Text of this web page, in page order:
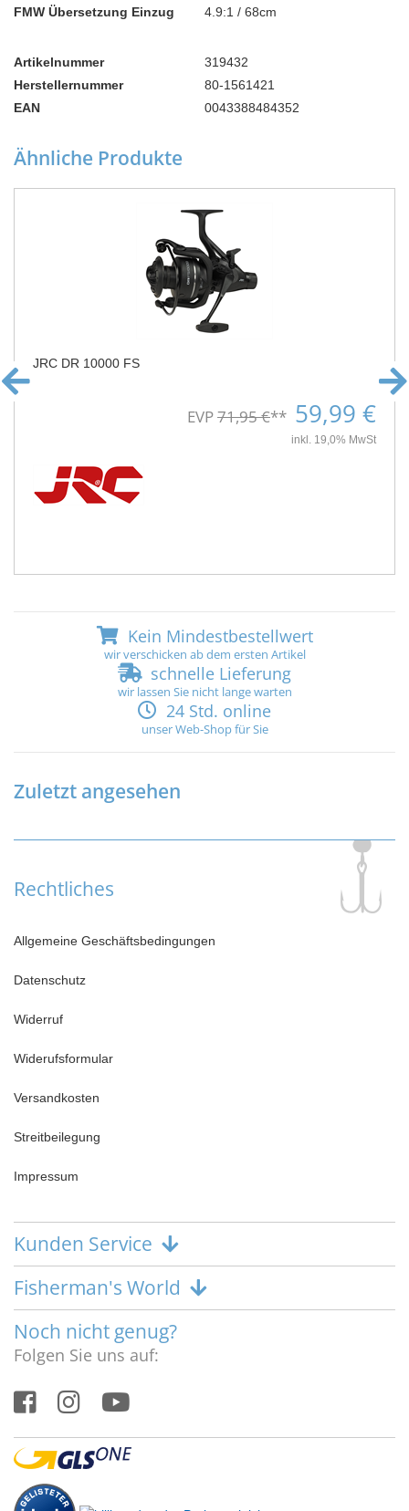
FMW Übersetzung Einzug
4.9:1 / 68cm
Artikelnummer
319432
Herstellernummer
80-1561421
EAN
0043388484352
Ähnliche Produkte
JRC DR 10000 FS
EVP71,95 €** 59,99 €
inkl. 19,0% MwSt
Kein Mindestbestellwert
wir verschicken ab dem ersten Artikel
schnelle Lieferung
wir lassen Sie nicht lange warten
24 Std. online
unser Web-Shop für Sie
Zuletzt angesehen
Rechtliches
Allgemeine Geschäftsbedingungen
Datenschutz
Widerruf
Widerufsformular
Versandkosten
Streitbeilegung
Impressum
Kunden Service
Fisherman's World
Noch nicht genug?
Folgen Sie uns auf: